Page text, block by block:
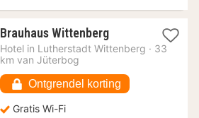
Brauhaus Wittenberg1
nacht
€
Hotel in Lutherstadt Wittenberg · 33
km van Jüterbog
Ontgrendel korting
Gratis Wi-Fi